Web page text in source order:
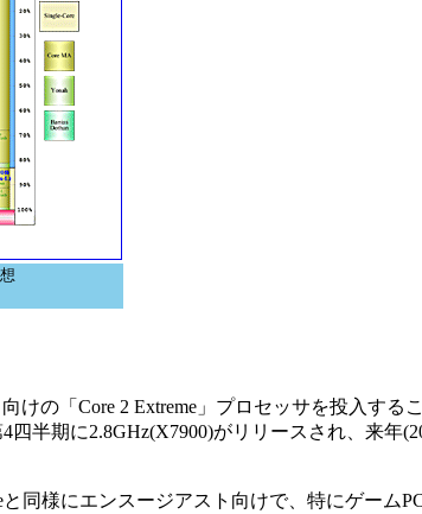
の「Core 2 Extreme」プロセッサを投入する
四半期に2.8GHz(X7900)がリリースされ、来年
同様にエンスージアスト向けで、特にゲーム